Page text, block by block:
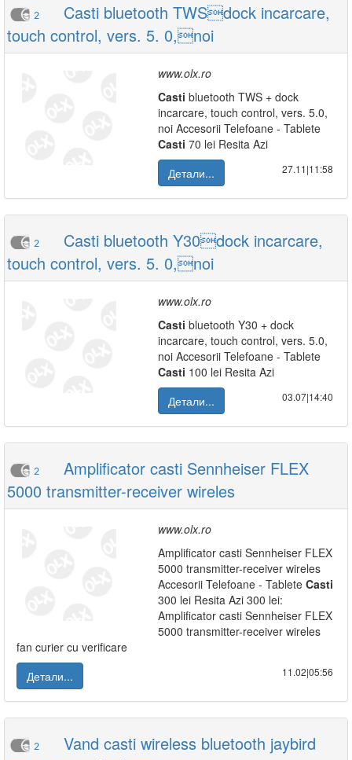
2
Casti bluetooth TWSdock incarcare,
touch control, vers. 5. 0,noi
www.olx.ro
Casti bluetooth TWS + dock
incarcare, touch control, vers. 5.0,
noi Accesorii Telefoane - Tablete
Casti 70 lei Resita Azi
Детали...
27.11|11:58
2
Casti bluetooth Y30dock incarcare,
touch control, vers. 5. 0,noi
www.olx.ro
Casti bluetooth Y30 + dock
incarcare, touch control, vers. 5.0,
noi Accesorii Telefoane - Tablete
Casti 100 lei Resita Azi
Детали...
03.07|14:40
2
Amplificator casti Sennheiser FLEX
5000 transmitter-receiver wireles
www.olx.ro
Amplificator casti Sennheiser FLEX
5000 transmitter-receiver wireles
Accesorii Telefoane - Tablete Casti
300 lei Resita Azi 300 lei:
Amplificator casti Sennheiser FLEX
5000 transmitter-receiver wireles
fan curier cu verificare
Детали...
11.02|05:56
2
Vand casti wireless bluetooth jaybird